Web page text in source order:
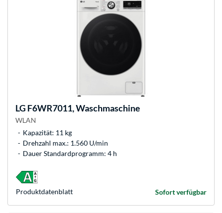
LG F6WR7011, Waschmaschine
WLAN
Kapazität: 11 kg
Drehzahl max.: 1.560 U/min
Dauer Standardprogramm: 4 h
Sofort verfügbar
Produkt­datenblatt